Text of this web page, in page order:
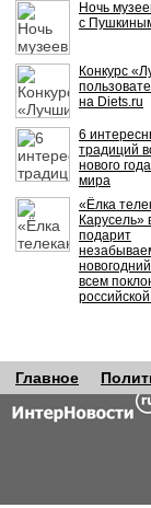
Ночь
с
Конкурс
на Diets.ru
6
традиций
нового
мира
«Ёлка
Карусель»
подарит
всем
Главное